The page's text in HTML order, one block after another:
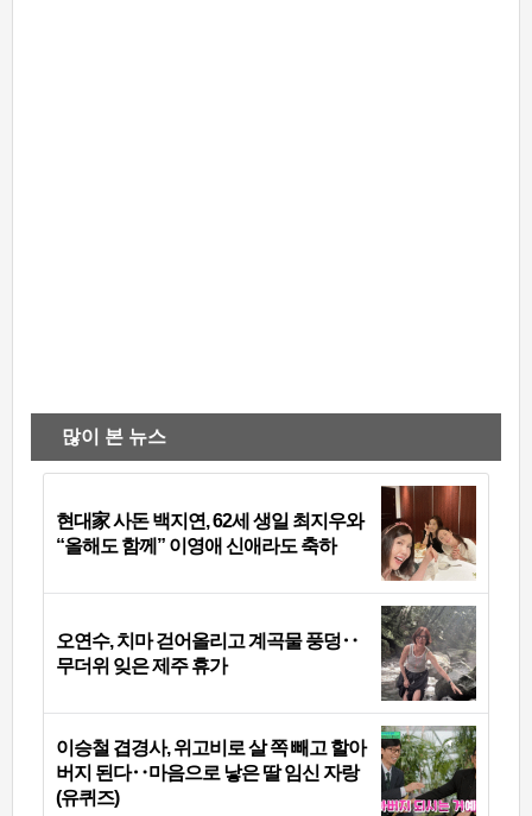
많이 본 뉴스
현대家 사돈 백지연, 62세 생일 최지우와
“올해도 함께” 이영애 신애라도 축하
오연수, 치마 걷어올리고 계곡물 풍덩‥
무더위 잊은 제주 휴가
이승철 겹경사, 위고비로 살 쪽 빼고 할아
버지 된다‥마음으로 낳은 딸 임신 자랑
(유퀴즈)